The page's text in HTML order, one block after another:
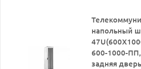
напольный
600-1000-
задняя дверь